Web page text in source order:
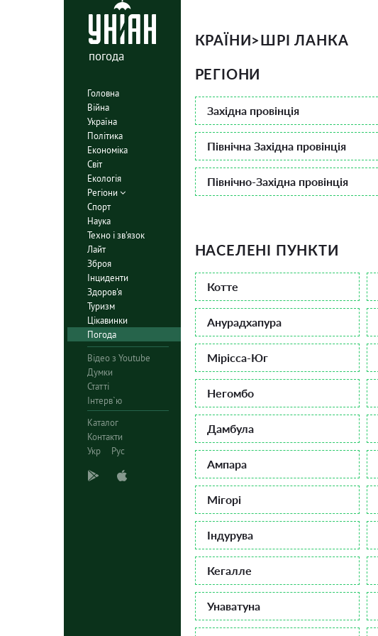
погода
Головна
Війна
Україна
Політика
Економіка
Світ
Екологія
Регіони
Спорт
Наука
Техно і зв'язок
Лайт
Зброя
Інциденти
Здоров'я
Туризм
Цікавинки
Погода
Відео з Youtube
Думки
Статті
Інтерв`ю
Каталог
Контакти
Укр
Рус
КРАЇНИ>ШРІ ЛАНКА
РЕГІОНИ
Західна провінція
Північна Західна провінція
Північно-Західна провінція
НАСЕЛЕНІ ПУНКТИ
Котте
Анурадхапура
Мірісса-Юг
Негомбо
Дамбула
Ампара
Мігорі
Індурува
Кегалле
Унаватуна